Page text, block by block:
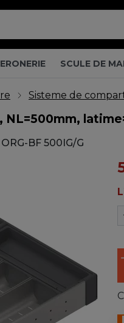
SCULE DE
Sisteme de
NL=500mm,
BF 500IG/G